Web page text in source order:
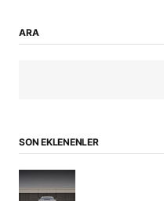
ARA
SON EKLENENLER